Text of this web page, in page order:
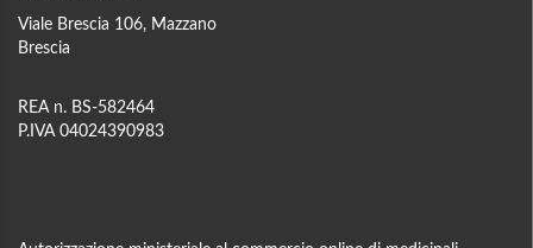
Viale Brescia 106, Mazzano
Brescia
REA n. BS-582464
P.IVA 04024390983